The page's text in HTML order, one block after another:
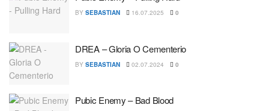
BY SEBASTIAN 16.07.2025 0
DREA – Gloria O Cementerio
BY SEBASTIAN 02.07.2024 0
Pubic Enemy – Bad Blood